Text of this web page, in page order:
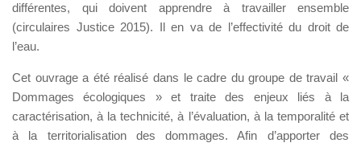
différentes, qui doivent apprendre à travailler ensemble
(circulaires Justice 2015). Il en va de l’effectivité du droit de
l’eau.
Cet ouvrage a été réalisé dans le cadre du groupe de travail «
Dommages écologiques » et traite des enjeux liés à la
caractérisation, à la technicité, à l’évaluation, à la temporalité et
à la territorialisation des dommages. Afin d’apporter des